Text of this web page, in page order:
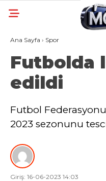
Ana Sayfa › Spor
Futbolda
edildi
Futbol
2023 sezonunu
Giriş: 16-06-2023 14:03